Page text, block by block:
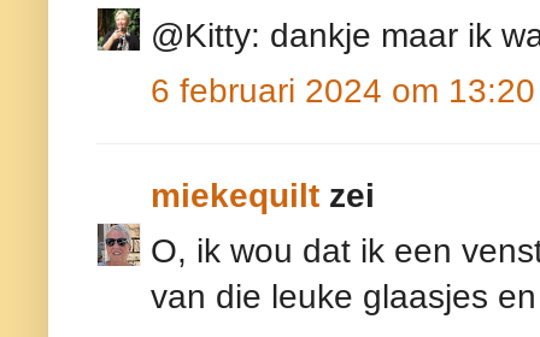
@Kitty: dankje maar ik
6 februari 2024 om 13:20
miekequilt zei
O, ik wou dat ik een
van die leuke glaasjes